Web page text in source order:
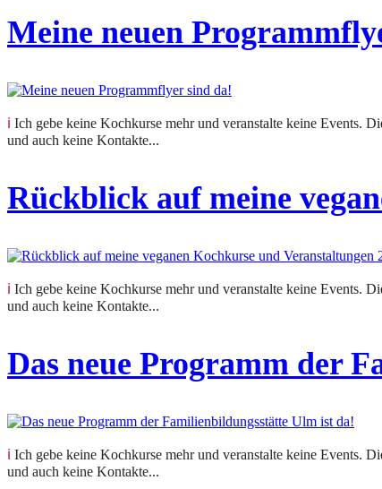
Meine neuen
ℹ️ Ich gebe keine Kochkurse mehr und veranstalte keine Events. Dieser Beitrag hält eine vergangene Veranstaltung fest. Anfragen zu Kursen oder Terminen kann ich nicht beantworten
und auch keine Kontakte...
Rückblick auf meine
ℹ️ Ich gebe keine Kochkurse mehr und veranstalte keine Events. Dieser Beitrag hält eine vergangene Veranstaltung fest. Anfragen zu Kursen oder Terminen kann ich nicht beantworten
und auch keine Kontakte...
Das neue Programm der
ℹ️ Ich gebe keine Kochkurse mehr und veranstalte keine Events. Dieser Beitrag hält eine vergangene Veranstaltung fest. Anfragen zu Kursen oder Terminen kann ich nicht beantworten
und auch keine Kontakte...